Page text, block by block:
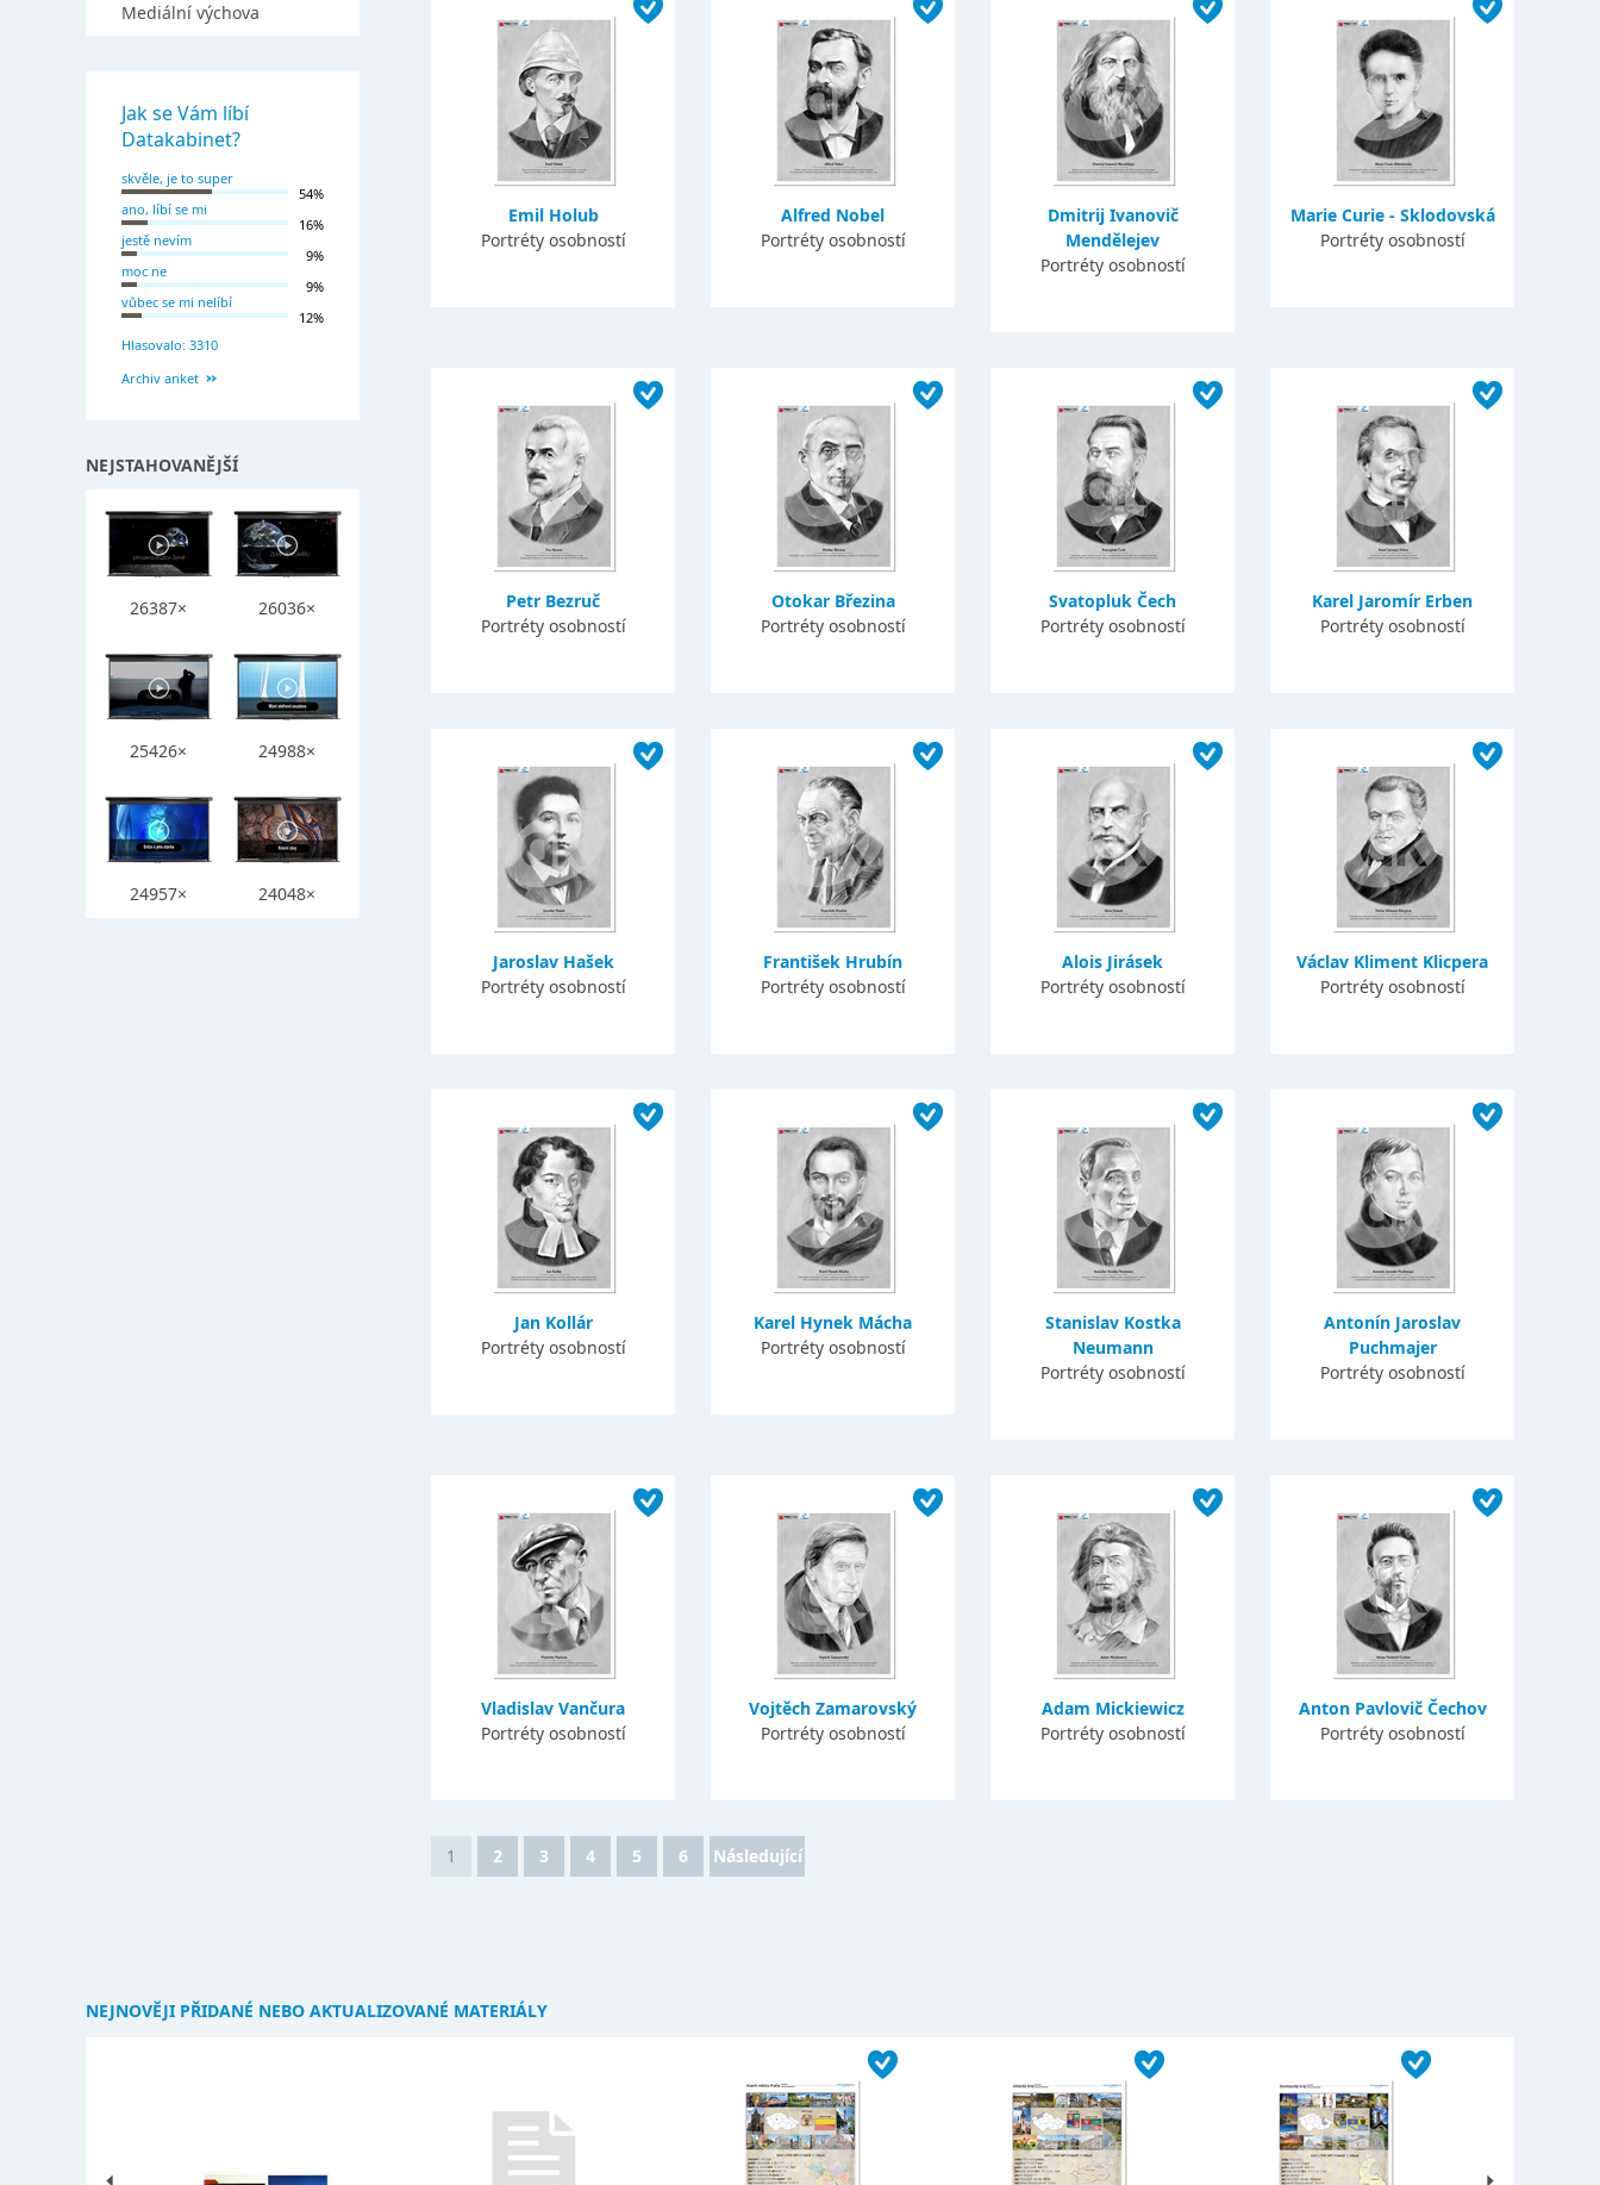
Emil Holub
Portréty osobností
Alfred Nobel
Portréty osobností
Dmitrij Ivanovič
Mendělejev
Portréty osobností
Marie Curie - Sklodovská
Portréty osobností
Petr Bezruč
Portréty osobností
Otokar Březina
Portréty osobností
Svatopluk Čech
Portréty osobností
Karel Jaromír Erben
Portréty osobností
Jaroslav Hašek
Portréty osobností
František Hrubín
Portréty osobností
Alois Jirásek
Portréty osobností
Václav Kliment Klicpera
Portréty osobností
Jan Kollár
Portréty osobností
Karel Hynek Mácha
Portréty osobností
Stanislav Kostka
Neumann
Portréty osobností
Antonín Jaroslav
Puchmajer
Portréty osobností
Vladislav Vančura
Portréty osobností
Vojtěch Zamarovský
Portréty osobností
Adam Mickiewicz
Portréty osobností
Anton Pavlovič Čechov
Portréty osobností
1 2 3 4 5 6 Následující
Mediální výchova
Jak se Vám líbí
Datakabinet?
skvěle, je to super
54%
ano, líbí se mi
16%
jestě nevím
9%
moc ne
9%
vůbec se mi nelíbí
12%
Hlasovalo: 3310
Archiv anket
NEJSTAHOVANĚJŠÍ
26387× 26036×
25426× 24988×
24957× 24048×
NEJNOVĚJI PŘIDANÉ NEBO AKTUALIZOVANÉ MATERIÁLY